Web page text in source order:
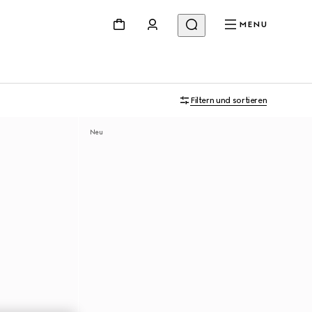
MENU
Filtern und sortieren
Neu